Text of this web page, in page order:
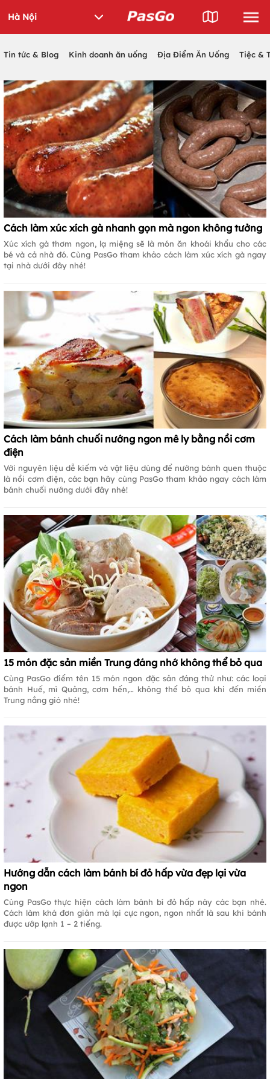
Tin tức & Blog Kinh doanh ăn uống Địa Điểm Ăn Uống Tiệc &
Cách làm xúc xích gà nhanh gọn mà ngon không tưởng
Xúc xích gà thơm ngon, lạ miệng sẽ là món ăn khoái khẩu cho các
bé và cả nhà đó. Cùng PasGo tham khảo cách làm xúc xích gà ngay
tại nhà dưới đây nhé!
Cách làm bánh chuối nướng ngon mê ly bằng nồi cơm
điện
Với nguyên liệu dễ kiếm và vật liệu dùng để nướng bánh quen thuộc
là nồi cơm điện, các bạn hãy cùng PasGo tham khảo ngay cách làm
bánh chuối nướng dưới đây nhé!
15 món đặc sản miền Trung đáng nhớ không thể bỏ qua
Cùng PasGo điểm tên 15 món ngon đặc sản đáng thử như: các loại
bánh Huế, mì Quảng, cơm hến,… không thể bỏ qua khi đến miền
Trung nắng gió nhé!
Hướng dẫn cách làm bánh bí đỏ hấp vừa đẹp lại vừa
ngon
Cùng PasGo thực hiện cách làm bánh bí đỏ hấp này các bạn nhé.
Cách làm khá đơn giản mà lại cực ngon, ngon nhất là sau khi bánh
được ướp lạnh 1 – 2 tiếng.